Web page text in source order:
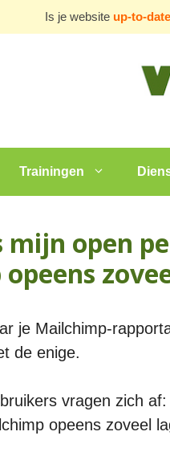
Is je website up-to-
Trainingen
mijn open
je Mailchimp-
de enige.
vragen zich
opeens zoveel